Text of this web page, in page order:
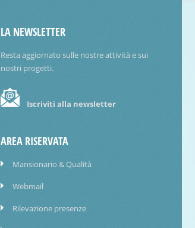
LA NEWSLETTER
Resta aggiornato sulle nostre attività e sui
nostri progetti.
Iscriviti alla newsletter
AREA RISERVATA
Mansionario & Qualità
Webmail
Rilevazione presenze